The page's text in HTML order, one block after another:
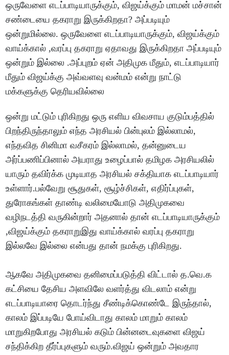
ஒருவேளை எடப்பாடியாருக்கும், விஜய்க்கும் மாமன் மச்சான்
சண்டையை தகராறு இருக்கிறதா? அப்படியும்
ஒன்றுமில்லை. ஒருவேளை எடப்பாடியாருக்கும், விஜய்க்கும்
வாய்க்கால் ,வரப்பு தகராறு ஏதாவது இருக்கிறதா அப்படியும்
ஒன்றும் இல்லை .அப்புறம் ஏன் அதிமுக மீதும், எடப்பாடியார்
மீதும் விஜய்க்கு அவ்வளவு வன்மம் என்று நாட்டு
மக்களுக்கு தெரியவில்லை
ஒன்று மட்டும் புரிகிறது ஒரு எளிய விவசாய குடும்பத்தில்
பிறந்திருந்தாலும் எந்த அரசியல் பின்புலம் இல்லாமல்,
எந்தவித சினிமா வசீகரம் இல்லாமல், தன்னுடைய
அர்ப்பணிப்பினால் அயராது உழைப்பால் தமிழக அரசியலில்
யாரும் தவிர்க்க முடியாத அரசியல் சக்தியாக எடப்பாடியார்
உள்ளார்.பல்வேறு சூதுகள், சூழ்ச்சிகள், எதிர்ப்புகள்,
துரோகங்கள் தாண்டி வலிமையோடு அதிமுகவை
வழிநடத்தி வருகின்றார் அதனால் தான் எடப்பாடியாருக்கும்
,விஜய்க்கும் தகராறுஇது வாய்க்கால் வரப்பு தகராறு
இல்லவே இல்லை என்பது தான் நமக்கு புரிகிறது.
ஆகவே அதிமுகவை தனிமைப்படுத்தி விட்டால் த.வெ.க
கட்சியை தேசிய அளவிலே வளர்த்து விடலாம் என்று
எடப்பாடியாரை தொடர்ந்து சீண்டிக்கொண்டே இருந்தால்,
காலம் இப்படியே போய்விடாது காலம் மாறும் காலம்
மாறுகிறபோது அரசியல் கடும் பின்னடைவுகளை விஜய்
சந்திக்கிற தீர்ப்புகளும் வரும்.விஜய் ஒன்றும் அவதார